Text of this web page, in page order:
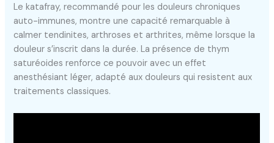
Le katafray, recommandé pour les douleurs chroniques
auto-immunes, montre une capacité remarquable à
calmer tendinites, arthroses et arthrites, même lorsque la
douleur s’inscrit dans la durée. La présence de thym
saturéoides renforce ce pouvoir avec un effet
anesthésiant léger, adapté aux douleurs qui resistent aux
traitements classiques.